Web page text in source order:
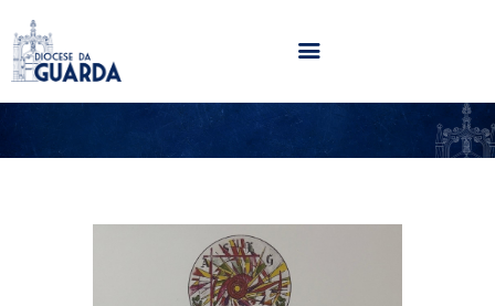
HOME
PARÓQUIAS
NOTÍCIAS